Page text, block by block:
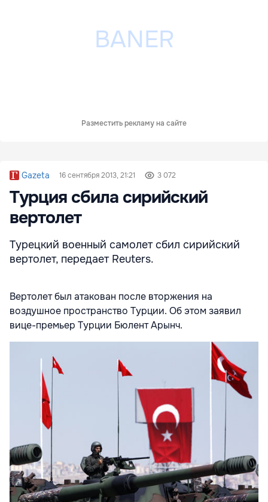
Разместить рекламу на сайте
Gazeta 16 сентября 2013, 21:21 3 072
Турция сбила сирийский
вертолет
Турецкий военный самолет сбил сирийский
вертолет, передает Reuters.
Вертолет был атакован после вторжения на
воздушное пространство Турции. Об этом заявил
вице-премьер Турции Бюлент Арынч.